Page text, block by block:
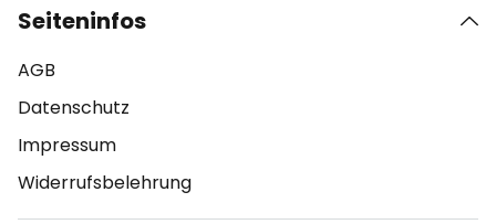
Seiteninfos
AGB
Datenschutz
Impressum
Widerrufsbelehrung